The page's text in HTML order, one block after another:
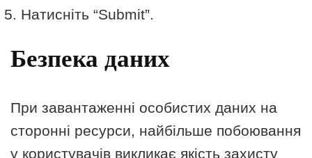
Натисніть “Submit”.
Безпека даних
При завантаженні особистих даних на
сторонні ресурси, найбільше побоювання
у користувачів викликає якість захисту